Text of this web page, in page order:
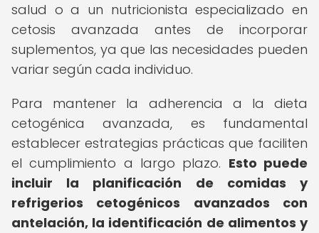
salud o a un nutricionista especializado en
cetosis avanzada antes de incorporar
suplementos, ya que las necesidades pueden
variar según cada individuo.
Para mantener la adherencia a la dieta
cetogénica avanzada, es fundamental
establecer estrategias prácticas que faciliten
el cumplimiento a largo plazo. Esto puede
incluir la planificación de comidas y
refrigerios cetogénicos avanzados con
antelación, la identificación de alimentos y